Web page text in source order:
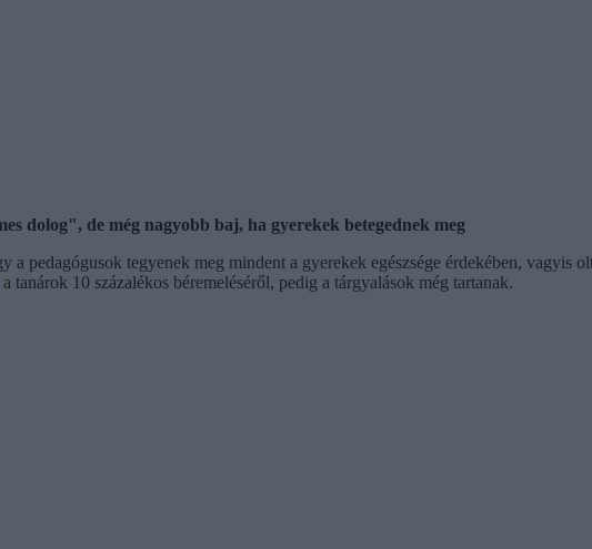
dolog", de még nagyobb baj, ha gyerekek betegednek meg
a pedagógusok tegyenek meg mindent a gyerekek egészsége érdekében, vagyis
a tanárok 10 százalékos béremeléséről, pedig a tárgyalások még tartanak.